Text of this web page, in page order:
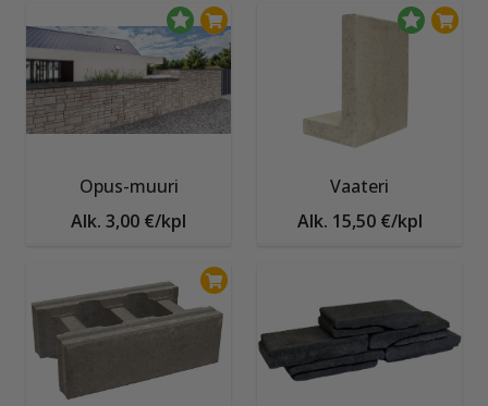
Opus-muuri
Alk. 3,00 €/kpl
Vaateri
Alk. 15,50 €/kpl